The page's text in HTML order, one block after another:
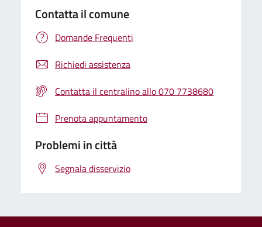
Contatta il comune
Domande Frequenti
Richiedi assistenza
Contatta il centralino allo 070 7738680
Prenota appuntamento
Problemi in città
Segnala disservizio